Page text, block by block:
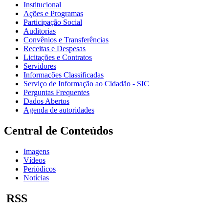
Institucional
Ações e Programas
Participação Social
Auditorias
Convênios e Transferências
Receitas e Despesas
Licitações e Contratos
Servidores
Informações Classificadas
Serviço de Informação ao Cidadão - SIC
Perguntas Frequentes
Dados Abertos
Agenda de autoridades
Central de Conteúdos
Imagens
Vídeos
Periódicos
Notícias
RSS